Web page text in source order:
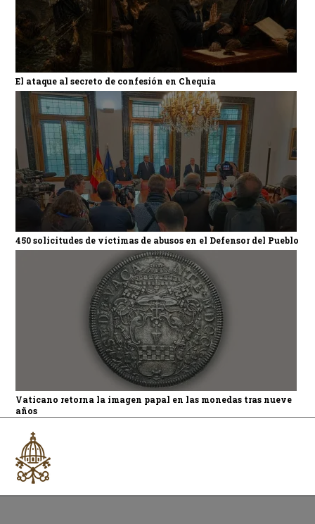
El ataque al secreto de confesión en Chequia
450 solicitudes de víctimas de abusos en el Defensor del Pueblo
Vaticano retorna la imagen papal en las monedas tras nueve
años